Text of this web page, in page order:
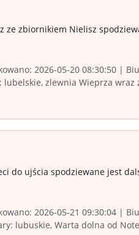
ze zbiornikiem Nielisz
2026-05-20 08:30:50 |
zlewnia Wieprza wraz
do ujścia spodziewane jest
2026-05-21 09:30:04 |
lubuskie, Warta dolna od